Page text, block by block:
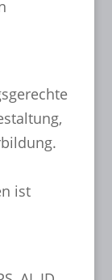
ist